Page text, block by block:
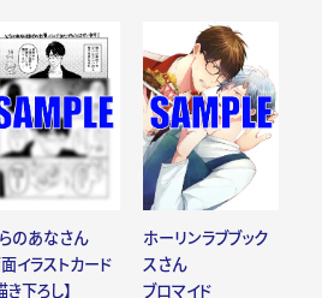
のあなさん
イラストカード
き下ろし】
ホーリンラブブック
スさん
ブロマイド